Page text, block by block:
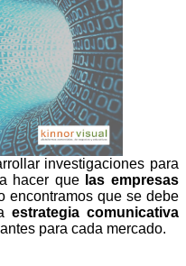
investigaciones para
hacer quelas empresas
encontramos que se debe
estrategia comunicativa
para cada mercado.